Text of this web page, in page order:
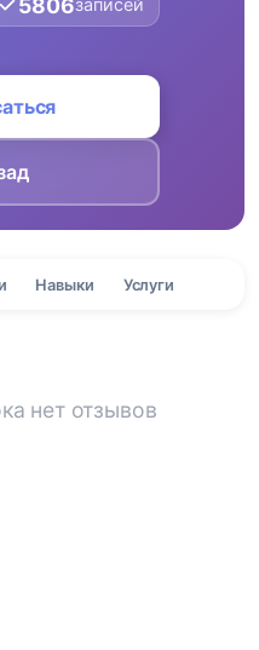
записей
Навыки Услуги
нет отзывов